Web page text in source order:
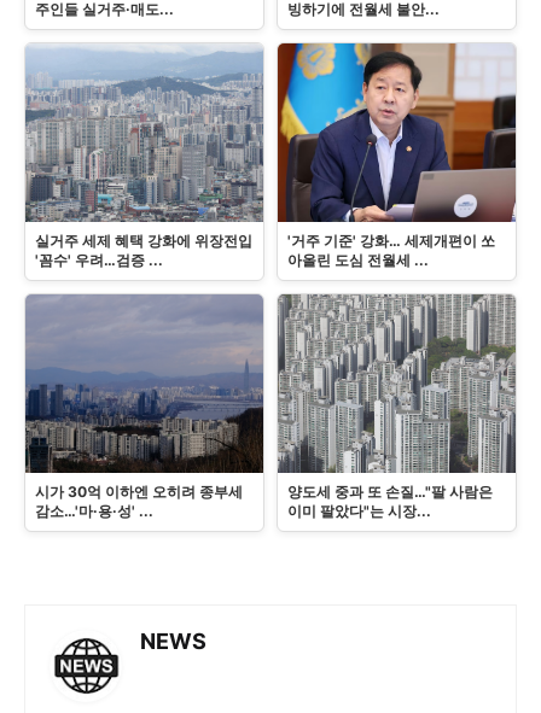
주인들 실거주·매도... 빙하기에 전월세 불안...
실거주 세제 혜택 강화에 위장전입
'꼼수' 우려…검증 ...
'거주 기준' 강화… 세제개편이 쏘
아올린 도심 전월세 ...
시가 30억 이하엔 오히려 종부세
감소…'마·용·성' ...
양도세 중과 또 손질…"팔 사람은
이미 팔았다"는 시장...
NEWS